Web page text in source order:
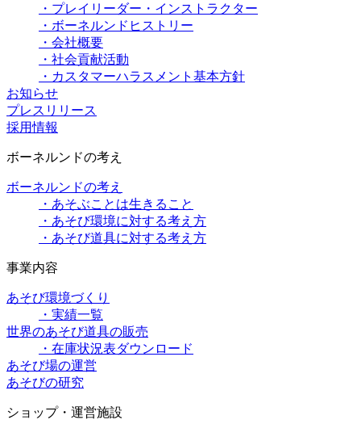
・プレイリーダー・インストラクター
・ボーネルンドヒストリー
・会社概要
・社会貢献活動
・カスタマーハラスメント基本方針
お知らせ
プレスリリース
採用情報
ボーネルンドの考え
ボーネルンドの考え
・あそぶことは生きること
・あそび環境に対する考え方
・あそび道具に対する考え方
事業内容
あそび環境づくり
・実績一覧
世界のあそび道具の販売
・在庫状況表ダウンロード
あそび場の運営
あそびの研究
ショップ・運営施設